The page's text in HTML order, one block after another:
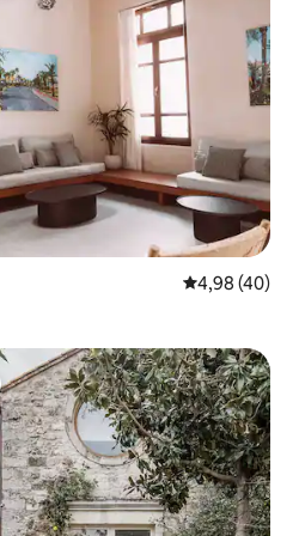
4,98 de uma
4,98 (40)